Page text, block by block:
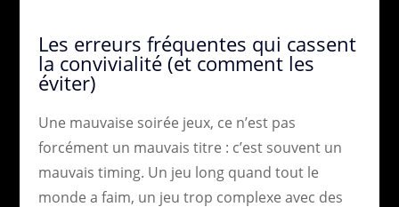
Les erreurs fréquentes qui cassent
la convivialité (et comment les
éviter)
Une mauvaise soirée jeux, ce n’est pas
forcément un mauvais titre : c’est souvent un
mauvais timing. Un jeu long quand tout le
monde a faim, un jeu trop complexe avec des